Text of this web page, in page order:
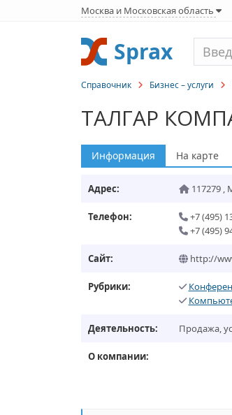
Москва и Московская область
Sprax
Справочник Бизнес – услуги
ТАЛГАР
Информация На карте
Адрес: 117279,
Телефон:
+7 (495)
+7 (495)
Сайт: http://
Рубрики:
Деятельность: Продажа,
О компании: